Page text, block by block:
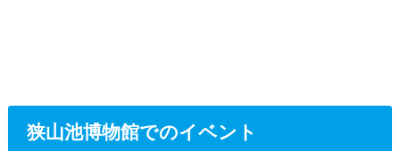
狭山池博物館でのイベント